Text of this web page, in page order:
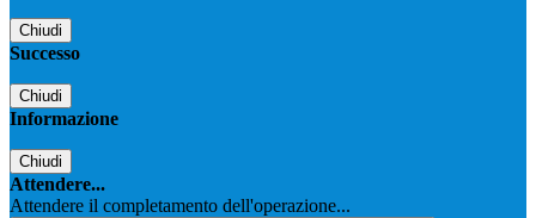
Chiudi
Successo
Chiudi
Informazione
Chiudi
Attendere...
Attendere il completamento dell'operazione...